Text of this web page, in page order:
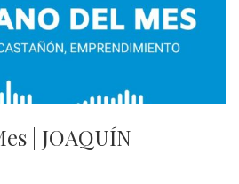
| JOAQUÍN